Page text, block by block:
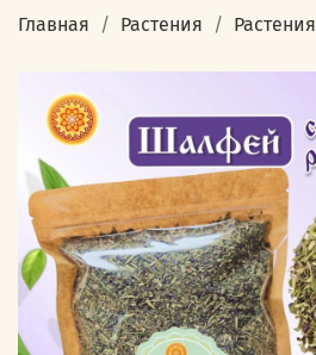
Главная Растения Растения